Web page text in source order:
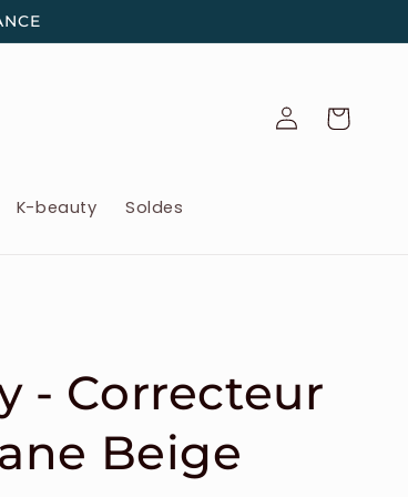
K-beauty Soldes
ConnexionPanier
- Correcteur
Beige